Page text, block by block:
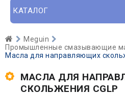
КАТАЛОГ
Meguin
Промышленные смазывающие
Масла для направляющих
МАСЛА ДЛЯ
СКОЛЬЖЕНИЯ CGLP